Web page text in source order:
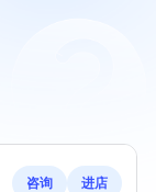
咨询 进店